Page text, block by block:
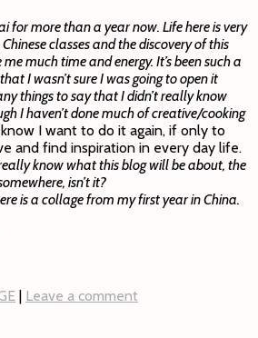
for more than a year now. Life here is very
classes and the discovery of this
much time and energy. It’s been such a
I wasn’t sure I was going to open it
things to say that I didn’t really know
I haven’t done much of creative/cooking
I want to do it again, if only to
and find inspiration in every day life.
really know what this blog will be about, the
isn’t it?
is a collage from my first year in China.
Leave a comment